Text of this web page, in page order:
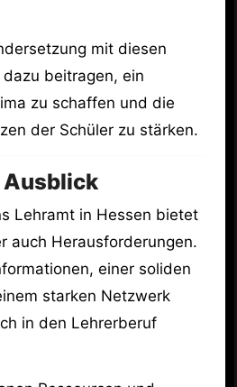
mit diesen
beitragen, ein
zu schaffen und die
der Schüler zu stärken.
Ausblick
Lehramt in Hessen bietet
auch Herausforderungen.
einer soliden
starken Netzwerk
in den Lehrerberuf